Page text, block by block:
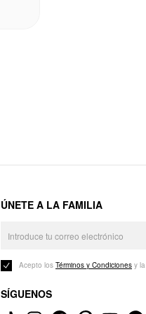
ÚNETE A LA FAMILIA
Acepto los Términos y Condiciones y la
SÍGUENOS